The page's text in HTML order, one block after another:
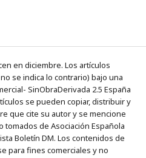
en diciembre. Los artículos
se indica lo contrario) bajo una
SinObraDerivada 2.5 España
se pueden copiar, distribuir y
que cite su autor y se mencione
de Asociación Española
Boletín DM. Los contenidos de
para fines comerciales y no